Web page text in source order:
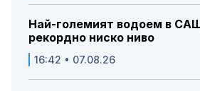
Най-големият водоем в
рекордно ниско ниво
16:42 • 07.08.26